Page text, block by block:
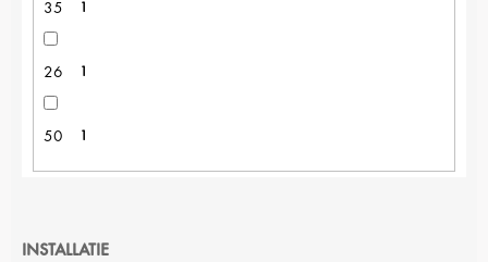
35 1
26 1
50 1
INSTALLATIE